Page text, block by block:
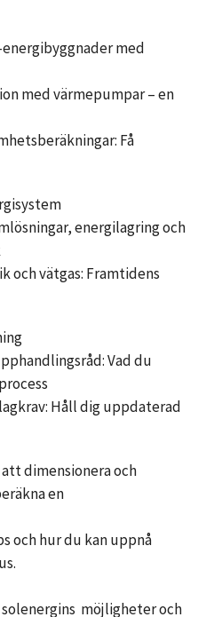
med
med värmepumpar – en
Få
energilagring och
och vätgas: Framtidens
Vad du
Håll dig uppdaterad
att dimensionera och
en
och hur du kan uppnå
solenergins möjligheter och